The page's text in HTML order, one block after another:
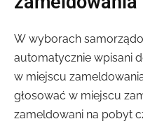
W wyborach
automatycznie wpisani
w miejscu
głosować w miejscu
zameldowani na pobyt